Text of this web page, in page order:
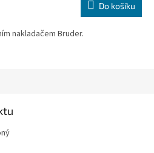
Do košíku
nakladačem Bruder.